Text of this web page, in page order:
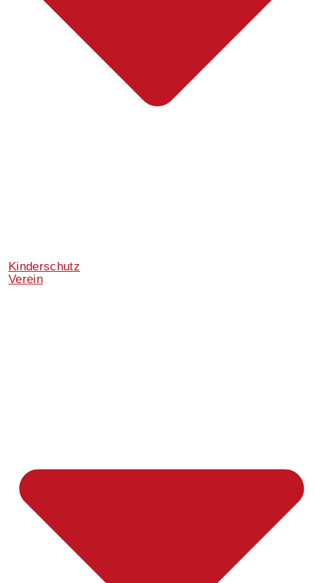
Kinderschutz
Verein